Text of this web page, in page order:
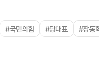
#국민의힘 #당대표 #장동